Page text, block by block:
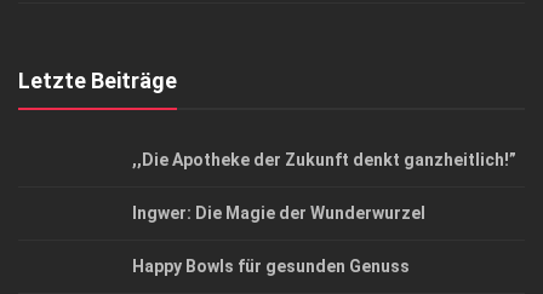
Letzte Beiträge
,,Die Apotheke der Zukunft denkt ganzheitlich!”
Ingwer: Die Magie der Wunderwurzel
Happy Bowls für gesunden Genuss